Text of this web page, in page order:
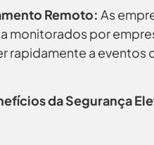
Remoto: As
monitorados por
rapidamente a eventos
da Segurança